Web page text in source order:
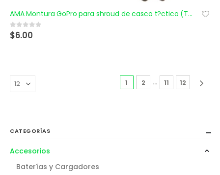
AMA Montura GoPro para shroud de casco t?ctico (Tan)
0out of 5
$6.00
1 2 … 11 12
CATEGORÍAS
Accesorios
Baterías y Cargadores